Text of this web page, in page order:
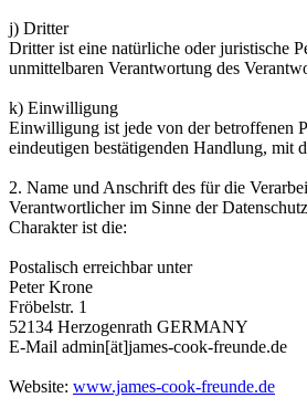
j) Dritter
Dritter ist eine natürliche oder juristische
unmittelbaren Verantwortung des
k) Einwilligung
Einwilligung ist jede von der betroffenen
eindeutigen bestätigenden Handlung, mit
2. Name und Anschrift des für die
Verantwortlicher im Sinne der
Charakter ist die:
Postalisch erreichbar unter
Peter Krone
Fröbelstr. 1
52134 Herzogenrath GERMANY
E-Mail admin[ät]james-cook-freunde.de
Website: www.james-cook-freunde.de